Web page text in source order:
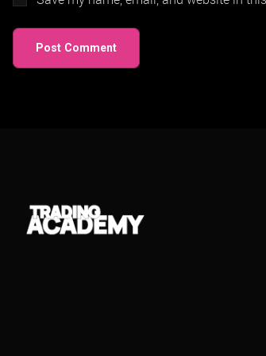
Post Comment